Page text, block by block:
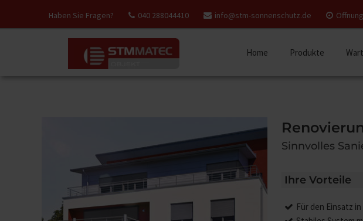
Haben Sie Fragen? 040 288044410 info@stm-sonnenschutz.de
Home Produkte
Sinnvolles
Ihre Vorteile
Für den Einsatz